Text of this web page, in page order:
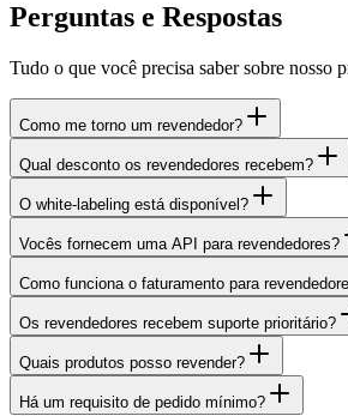
Perguntas e Respostas
Tudo o que você precisa saber sobre nosso
Como me torno um revendedor?
Qual desconto os revendedores recebem?
O white-labeling está disponível?
Vocês fornecem uma API para revendedores?
Como funciona o faturamento para
Os revendedores recebem suporte prioritário?
Quais produtos posso revender?
Há um requisito de pedido mínimo?